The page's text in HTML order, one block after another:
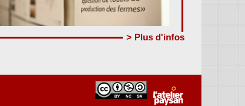
> Plus d'infos